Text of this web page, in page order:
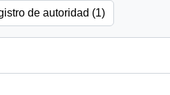
de autoridad (1)